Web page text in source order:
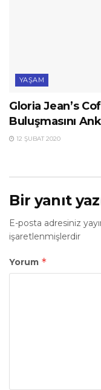
YAŞAM
Gloria Jean’s
Buluşmasını
12 ŞUBAT 2020
Bir yanıt
E-posta adresiniz
işaretlenmişlerdir
Yorum *